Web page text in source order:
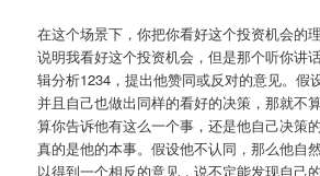
在这个场景下，你把你看好这个投资机会的
说明我看好这个投资机会，但是那个听你讲
辑分析1234，提出他赞同或反对的意见。假
并且自己也做出同样的看好的决策，那就不
算你告诉他有这么一个事，还是他自己决策
真的是他的本事。假设他不认同，那么他自
以得到一个相反的意见，说不定能发现自己